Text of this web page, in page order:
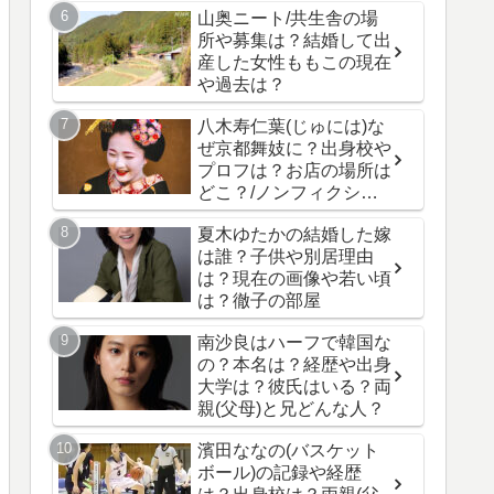
山奥ニート/共生舎の場
所や募集は？結婚して出
産した女性ももこの現在
や過去は？
八木寿仁葉(じゅには)な
ぜ京都舞妓に？出身校や
プロフは？お店の場所は
どこ？/ノンフィクショ
ン
夏木ゆたかの結婚した嫁
は誰？子供や別居理由
は？現在の画像や若い頃
は？徹子の部屋
南沙良はハーフで韓国な
の？本名は？経歴や出身
大学は？彼氏はいる？両
親(父母)と兄どんな人？
濱田ななの(バスケット
ボール)の記録や経歴